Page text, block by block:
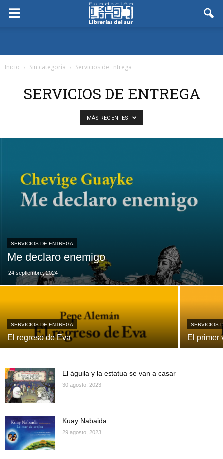
Inicio Sin categoría Servicios de Entrega
SERVICIOS DE ENTREGA
MÁS RECIENTES
SERVICIOS DE ENTREGA
Me declaro enemigo
24 septiembre, 2024
SERVICIOS DE ENTREGA
El regreso de Eva
SERVICIOS
El primer
El águila y la estatua se van a casar
30 agosto, 2023
Kuay Nabaida
29 agosto, 2023